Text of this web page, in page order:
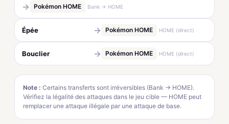
→ Pokémon HOME Bank → HOME
Épée → Pokémon HOME HOME (direct)
Bouclier → Pokémon HOME HOME (direct)
Note : Certains transferts sont irréversibles (Bank → HOME).
Vérifiez la légalité des attaques dans le jeu cible — HOME peut
remplacer une attaque illégale par une attaque de base.